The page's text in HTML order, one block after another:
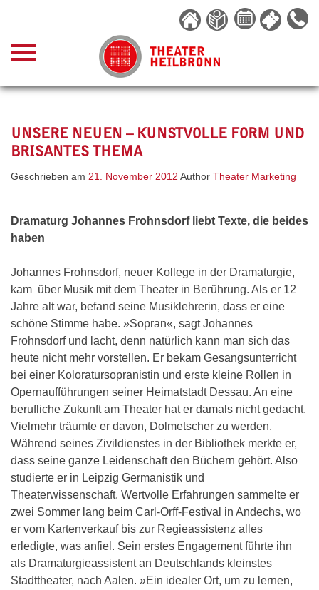
content
UNSERE NEUEN – KUNSTVOLLE FORM UND
BRISANTES THEMA
Geschrieben am 21. November 2012 Author Theater Marketing
Dramaturg Johannes Frohnsdorf liebt Texte, die beides
haben
Johannes Frohnsdorf, neuer Kollege in der Dramaturgie,
kam über Musik mit dem Theater in Berührung. Als er 12
Jahre alt war, befand seine Musiklehrerin, dass er eine
schöne Stimme habe. »Sopran«, sagt Johannes
Frohnsdorf und lacht, denn natürlich kann man sich das
heute nicht mehr vorstellen. Er bekam Gesangsunterricht
bei einer Koloratursopranistin und erste kleine Rollen in
Opernaufführungen seiner Heimatstadt Dessau. An eine
berufliche Zukunft am Theater hat er damals nicht gedacht.
Vielmehr träumte er davon, Dolmetscher zu werden.
Während seines Zivildienstes in der Bibliothek merkte er,
dass seine ganze Leidenschaft den Büchern gehört. Also
studierte er in Leipzig Germanistik und
Theaterwissenschaft. Wertvolle Erfahrungen sammelte er
zwei Sommer lang beim Carl-Orff-Festival in Andechs, wo
er vom Kartenverkauf bis zur Regieassistenz alles
erledigte, was anfiel. Sein erstes Engagement führte ihn
als Dramaturgieassistent an Deutschlands kleinstes
Stadttheater, nach Aalen. »Ein idealer Ort, um zu lernen,